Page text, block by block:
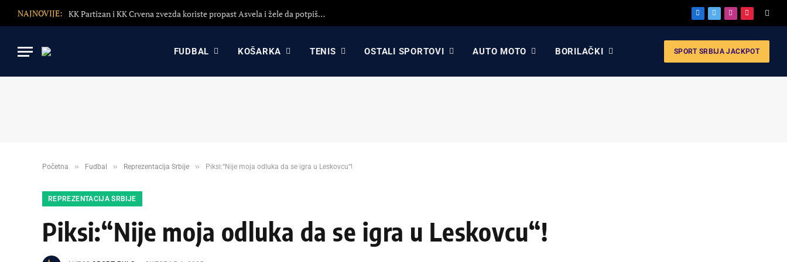
NAJNOVIJE: KK Partizan i KK Crvena zvezda koriste propast Asvela i žele da potpišu igrača sa ogromnim potencijalom?! Facebook
X
Instagram
Pinterest
FUDBAL KOŠARKA TENIS OSTALI SPORTOVI AUTO MOTO BORILAČKI SPORT SRBIJA JACKPOT
Početna » Fudbal » Reprezentacija Srbije » Piksi:“Nije moja odluka da se igra u Leskovcu“!
REPREZENTACIJA SRBIJE
Piksi:“Nije moja odluka da se igra u Leskovcu“!